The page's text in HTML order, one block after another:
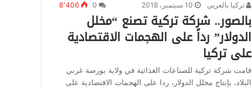
تركيا بالعربي 10 سبتمبر، 2018 8٬406
بالصور.. شركة تركية تصنع “مخلل
الدولار” رداً على الهجمات الاقتصادية
على تركيا
قامت شركة تركية للصناعات الغذائية في ولاية بورصة غربي
البلاد، بإنتاج مخلل الدولار، ردا على الهجمات الاقتصادية على